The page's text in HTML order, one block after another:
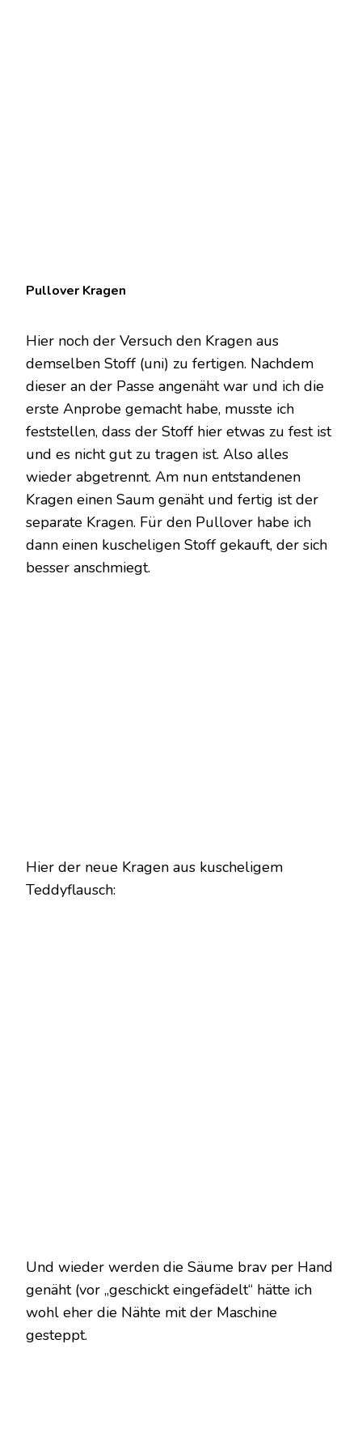
Pullover Kragen
Hier noch der Versuch den Kragen aus
demselben Stoff (uni) zu fertigen. Nachdem
dieser an der Passe angenäht war und ich die
erste Anprobe gemacht habe, musste ich
feststellen, dass der Stoff hier etwas zu fest ist
und es nicht gut zu tragen ist. Also alles
wieder abgetrennt. Am nun entstandenen
Kragen einen Saum genäht und fertig ist der
separate Kragen. Für den Pullover habe ich
dann einen kuscheligen Stoff gekauft, der sich
besser anschmiegt.
Hier der neue Kragen aus kuscheligem
Teddyflausch:
Und wieder werden die Säume brav per Hand
genäht (vor „geschickt eingefädelt“ hätte ich
wohl eher die Nähte mit der Maschine
gesteppt.